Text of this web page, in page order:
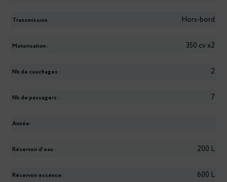
Transmission Hors-bord
Motorisation : 350 cv x2
Nb de couchages : 2
Nb de passagers : 7
Année:
Réservoir d’eau : 200 L
Réservoir essence: 600 L